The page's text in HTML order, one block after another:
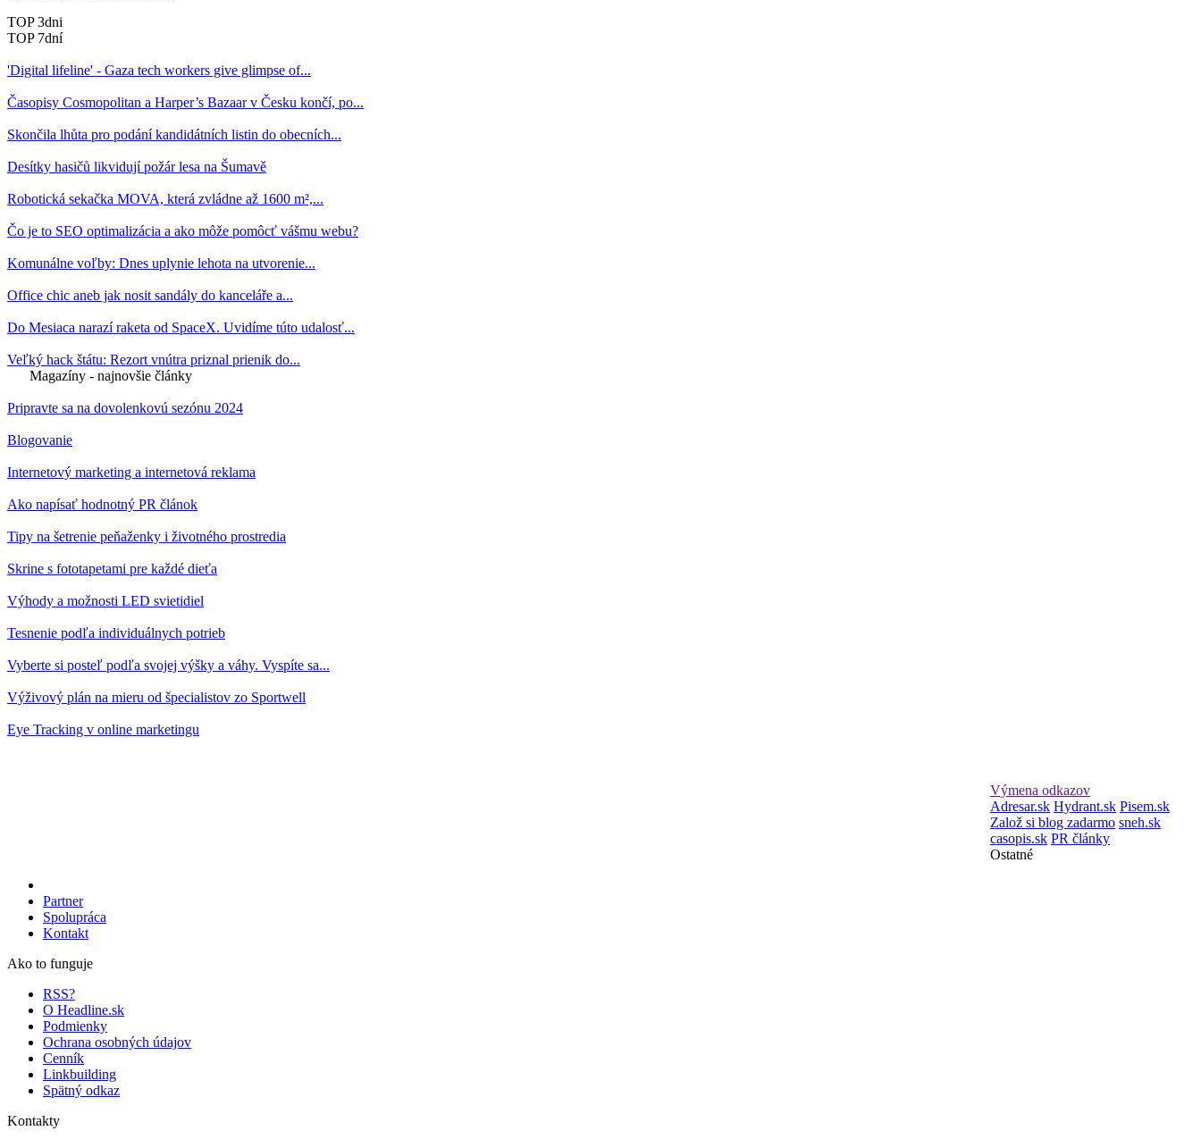
TOP 3dni
TOP 7dní
'Digital lifeline' - Gaza tech workers give glimpse of...
Časopisy Cosmopolitan a Harper’s Bazaar v Česku končí, po...
Skončila lhůta pro podání kandidátních listin do obecních...
Desítky hasičů likvidují požár lesa na Šumavě
Robotická sekačka MOVA, která zvládne až 1600 m²,...
Čo je to SEO optimalizácia a ako môže pomôcť vášmu webu?
Komunálne voľby: Dnes uplynie lehota na utvorenie...
Office chic aneb jak nosit sandály do kanceláře a...
Do Mesiaca narazí raketa od SpaceX. Uvidíme túto udalosť...
Veľký hack štátu: Rezort vnútra priznal prienik do...
Magazíny - najnovšie články
Pripravte sa na dovolenkovú sezónu 2024
Blogovanie
Internetový marketing a internetová reklama
Ako napísať hodnotný PR článok
Tipy na šetrenie peňaženky i životného prostredia
Skrine s fototapetami pre každé dieťa
Výhody a možnosti LED svietidiel
Tesnenie podľa individuálnych potrieb
Vyberte si posteľ podľa svojej výšky a váhy. Vyspíte sa...
Výživový plán na mieru od špecialistov zo Sportwell
Eye Tracking v online marketingu
Výmena odkazov
Adresar.sk Hydrant.sk Pisem.sk
Založ si blog zadarmo sneh.sk
casopis.sk PR články
Ostatné
Partner
Spolupráca
Kontakt
Ako to funguje
RSS?
O Headline.sk
Podmienky
Ochrana osobných údajov
Cenník
Linkbuilding
Spätný odkaz
Kontakty